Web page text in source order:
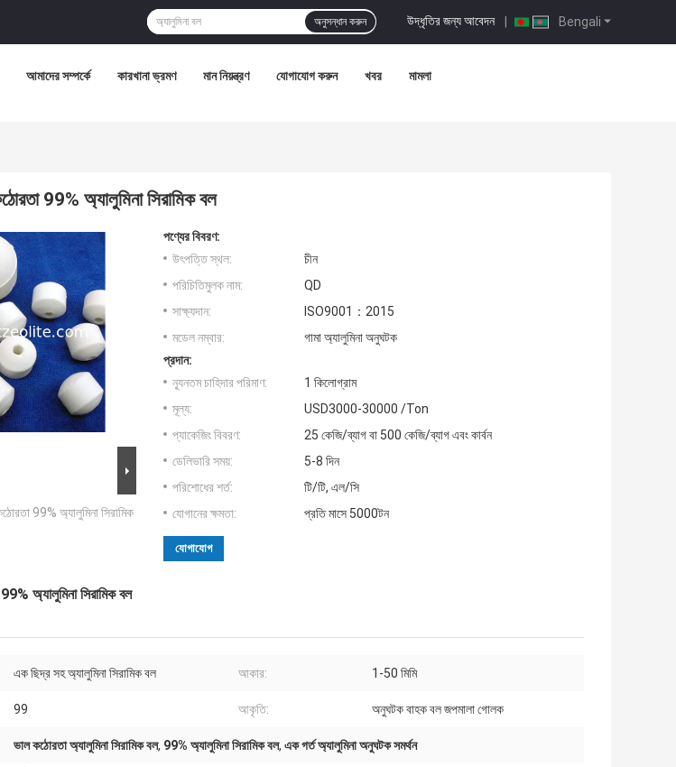
Bengali
উদ্ধৃতির জন্য আবেদন |
অনুসন্ধান করুন
আমাদের সম্পর্কে কারখানা ভ্রমণ মান নিয়ন্ত্রণ যোগাযোগ করুন খবর মামলা
99% অ্যালুমিনা সিরামিক বল
99% অ্যালুমিনা সিরামিক
পণ্যের বিবরণ:
উৎপত্তি স্থল:
চীন
পরিচিতিমুলক নাম:
QD
সাক্ষ্যদান:
ISO9001：2015
মডেল নম্বার:
গামা অ্যালুমিনা অনুঘটক
প্রদান:
ন্যূনতম চাহিদার পরিমাণ:
1 কিলোগ্রাম
মূল্য:
USD3000-30000 /Ton
প্যাকেজিং বিবরণ:
25 কেজি/ব্যাগ বা 500 কেজি/ব্যাগ এবং কার্বন
ডেলিভারি সময়:
5-8 দিন
পরিশোধের শর্ত:
টি/টি, এল/সি
যোগানের ক্ষমতা:
প্রতি মাসে 5000টন
যোগাযোগ
অ্যালুমিনা সিরামিক বল
এক ছিদ্র সহ অ্যালুমিনা সিরামিক বল আকার: 1-50 মিমি
99 আকৃতি: অনুঘটক বাহক বল জপমালা গোলক
ভাল কঠোরতা অ্যালুমিনা সিরামিক বল, 99% অ্যালুমিনা সিরামিক বল, এক গর্ত অ্যালুমিনা অনুঘটক সমর্থন